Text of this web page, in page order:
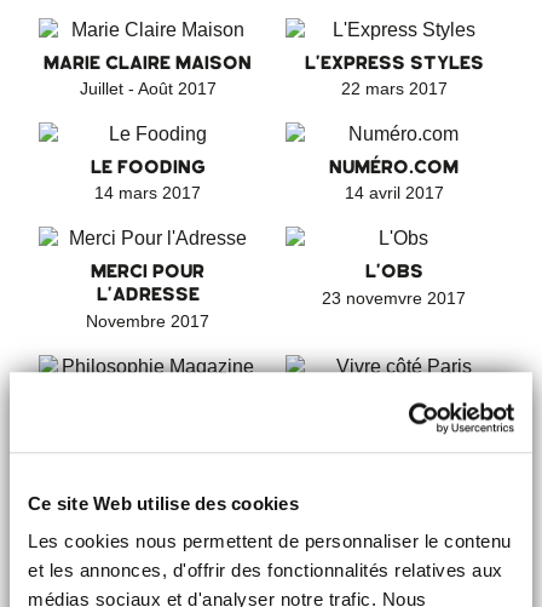
Ce site Web utilise des cookies
Les cookies nous permettent de personnaliser le contenu
et les annonces, d'offrir des fonctionnalités relatives aux
médias sociaux et d'analyser notre trafic. Nous
MARIE CLAIRE MAISON
Juillet - Août 2017
L'EXPRESS STYLES
22 mars 2017
LE FOODING
14 mars 2017
NUMÉRO.COM
14 avril 2017
MERCI POUR
L'ADRESSE
Novembre 2017
L'OBS
23 novemvre 2017
Mai 2017
VIVRE CÔTÉ PARIS
Août - Septembre 2017
Septembre 2017 28 août 2017